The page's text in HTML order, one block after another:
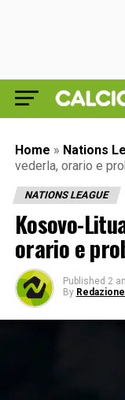
Home » Nations
vederla, orario e
NATIONS LEAGUE
Kosovo-
orario e
Published 2
By